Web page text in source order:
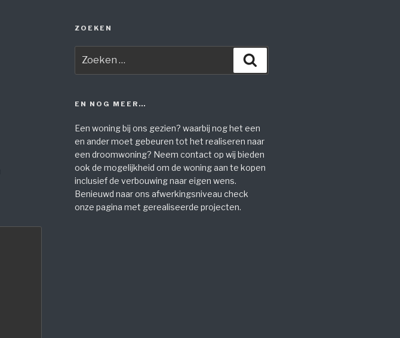
ZOEKEN
naar:
EN NOG MEER…
Een woning bij ons gezien? waarbij nog het een
en ander moet gebeuren tot het realiseren naar
een droomwoning? Neem contact op wij bieden
ook de mogelijkheid om de woning aan te kopen
inclusief de verbouwing naar eigen wens.
Benieuwd naar ons afwerkingsniveau check
onze pagina met gerealiseerde projecten.